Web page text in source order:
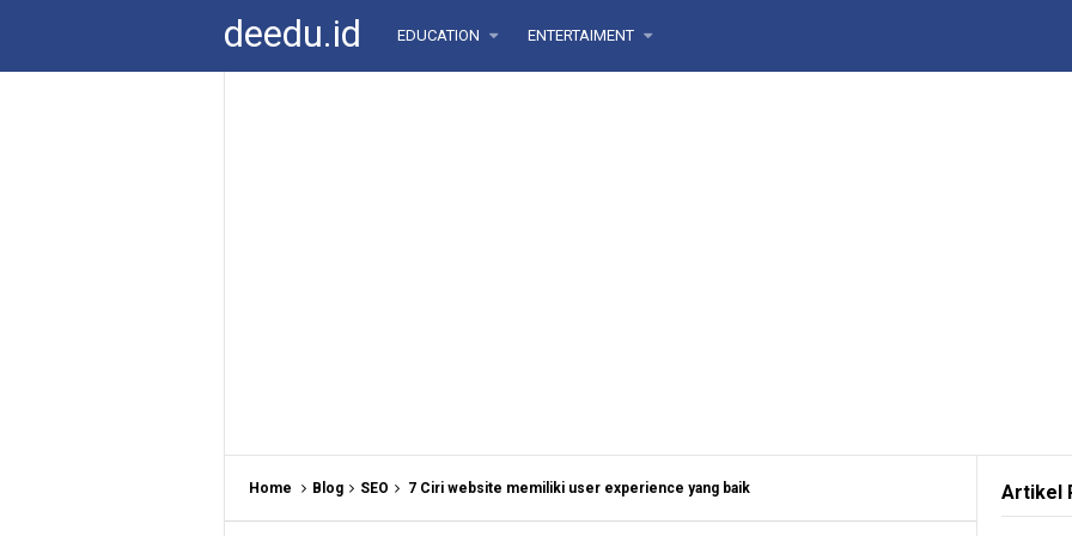
deedu.id EDUCATION ENTERTAIMENT
Home Blog SEO 7 Ciri website memiliki user experience yang baik Artikel